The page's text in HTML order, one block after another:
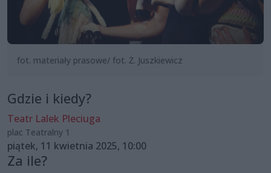
fot. materiały prasowe/ fot. Ż. Juszkiewicz
Gdzie i kiedy?
Teatr Lalek Pleciuga
plac Teatralny 1
piątek, 11 kwietnia 2025, 10:00
Za ile?